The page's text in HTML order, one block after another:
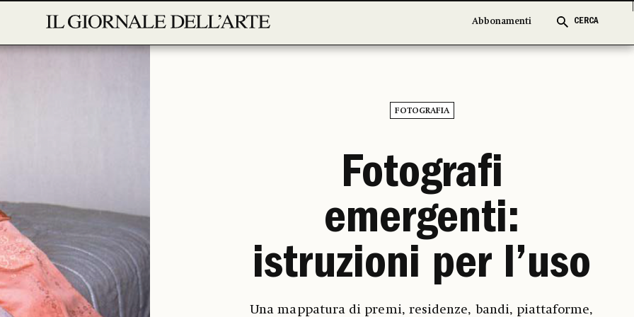
Abbonamenti CERCA
Abbonamenti CERCA
FOTOGRAFIA
Fotografi
emergenti:
istruzioni per l’uso
Una mappatura di premi, residenze, bandi, piattaforme,